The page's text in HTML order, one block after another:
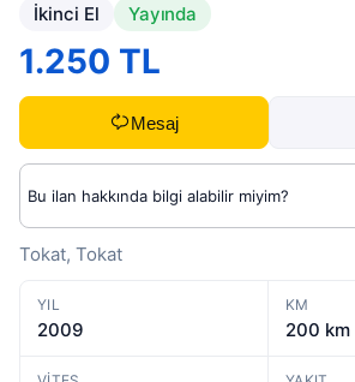
İkinci El Yayında
1.250 TL
Mesaj
Tokat, Tokat
YIL
2009
KM
200 km